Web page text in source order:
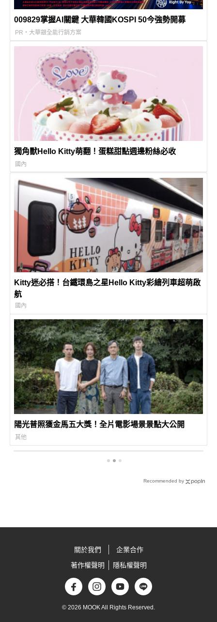
009829掌握AI關鍵 大華韓國KOSPI 50今強勢開募
PR・大華銀全能行銷方案
獨角獸Hello Kitty萌翻！蛋糕甜點週邊粉絲必收
國內
Kitty迷必搭！台鐵環島之星Hello Kitty彩繪列車超萌啟
航
國內
陽光普照獲金馬五大獎！全片電影場景景點大公開
其他
Recommended by
關於我們
企業合作
著作權聲明
隱私權聲明
© 2026 MOOK All Rights Reserved.